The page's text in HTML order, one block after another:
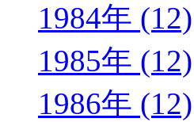
1984年 (12)
1985年 (12)
1986年 (12)